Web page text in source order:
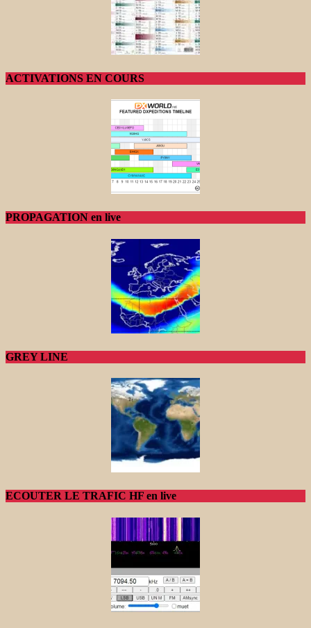
ACTIVATIONS EN COURS
PROPAGATION en live
GREY LINE
ECOUTER LE TRAFIC HF en live